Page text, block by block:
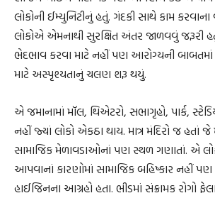
લોકોની ઈમ્યુનિટીનું હતું. ગંદકી સાથે કામ
લોકોએ એમનાથી સુરક્ષિત અંતર જાળવવું જરૂરી
ભેદભાવ કરવા માટે નહીં પણ આરોગ્યની
માટે અસ્પૃશ્યતાનું ચલણ શરૂ થયું.
એ જમાનામાં મૉલ, થિએટરો, સભાગૃહો, પાર્ક,
નહીં જ્યાં લોકો એકઠા થાય. માત્ર મંદિરો જ હતાં જે
સામાજિક મેળાવડાઓનાં પણ સ્થળ ગણાતાં. એ
આપવાનાં કારણોમાં સામાજિક બહિષ્કાર નહીં
હાઈજિનના આગ્રહો હતા. ભીડમાં સંક્રામક રોગો